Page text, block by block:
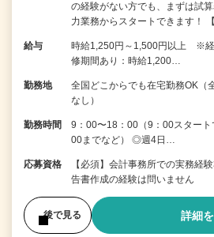
の経験がない⽅でも、まずは試
⼒業務からスタートできます！
給与
時給1,250円～1,500円以上 ※経
修期間あり：時給1,200…
勤務地
全国どこからでも在宅勤務OK（
なし）
勤務時間
9：00〜18：00（9：00スター
00までなど） ◎週4日…
応募資格
【必須】会計事務所での実務
告書作成の経験は問いません
後で見る 詳細